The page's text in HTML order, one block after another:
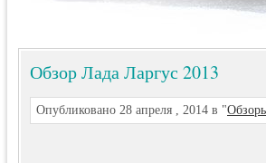
Обзор Лада Ларгус 2013
Опубликовано 28 апреля , 2014 в "